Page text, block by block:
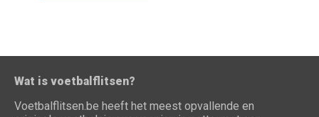
Wat is voetbalflitsen?
Voetbalflitsen.be heeft het meest opvallende en